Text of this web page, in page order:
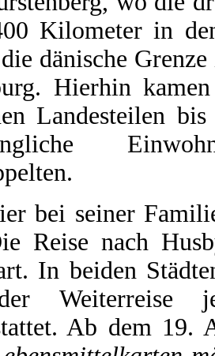
Kilometer in
dänische
Hierhin
Landesteilen
bei seiner
Reise nach
In beiden
Weiterreise
Ab dem